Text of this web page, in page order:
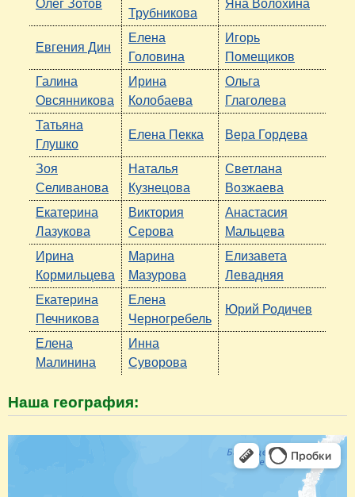
Олег Зотов
Трубникова
Яна Волохина
Евгения Дин
Елена
Головина
Игорь
Помещиков
Галина
Овсянникова
Ирина
Колобаева
Ольга
Глаголева
Татьяна
Глушко
Елена Пекка Вера Гордева
Зоя
Селиванова
Наталья
Кузнецова
Светлана
Возжаева
Екатерина
Лазукова
Виктория
Серова
Анастасия
Мальцева
Ирина
Кормильцева
Марина
Мазурова
Елизавета
Левадняя
Екатерина
Печникова
Елена
Черногребель
Юрий Родичев
Елена
Малинина
Инна
Суворова
Наша география: